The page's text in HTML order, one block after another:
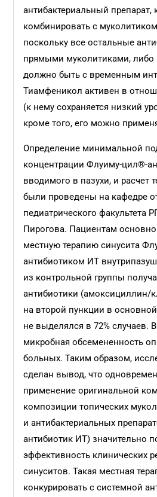
антибактериальный
комбинировать с
поскольку все остальные
прямыми муколитиками, либо
должно быть с временным
Тиамфеникол активен в
(к нему сохраняется низкий
кроме того, его можно
Определение минимальной
концентрации Флуиму-цил®-
вводимого в пазухи, и расчет
были проведены на кафедре
педиатрического факультета
Пирогова. Пациентам
местную терапию синусита
антибиотиком ИТ
из контрольной группы
антибиотики (амоксициллин/
на второй пункции в
не выделялся в 72% случаев.
микробная обсемененность
больных. Таким образом,
сделан вывод, что
применение оригинальной
композиции топических
и антибактериальных
антибиотик ИТ) значительно
эффективность клинических
синуситов. Такая местная
конкурировать с системной